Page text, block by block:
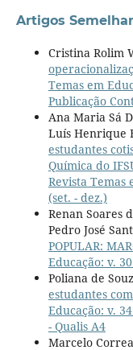
Artigos
Cristina Rolim
Temas em
Publicação
Ana Maria Sá
Luís Henrique
estudantes
Química do
Revista Temas
(set. - dez.)
Renan Soares
Pedro José
POPULAR:
Educação: v.
Poliana de
estudantes
Educação: v.
- Qualis A4
Marcelo